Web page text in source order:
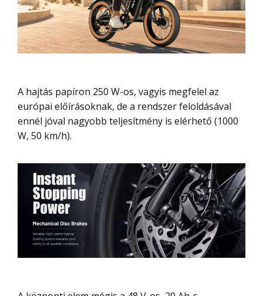
A hajtás papíron 250 W-os, vagyis megfelel az
európai előírásoknak, de a rendszer feloldásával
ennél jóval nagyobb teljesítmény is elérhető (1000
W, 50 km/h).